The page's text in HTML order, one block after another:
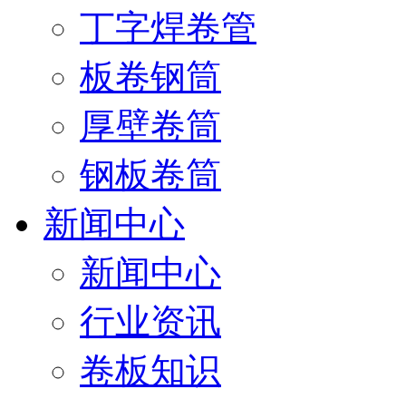
丁字焊卷管
板卷钢筒
厚壁卷筒
钢板卷筒
新闻中心
新闻中心
行业资讯
卷板知识